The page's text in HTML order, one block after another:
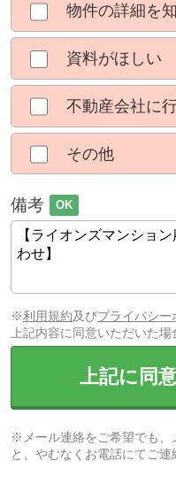
物件の詳細を
資料がほしい
不動産会社に
その他
備考 OK
※利用規約及びプライバシー
上記内容に同意いただいた
上記に同
※メール連絡をご希望でも、
と、やむなくお電話にてご連